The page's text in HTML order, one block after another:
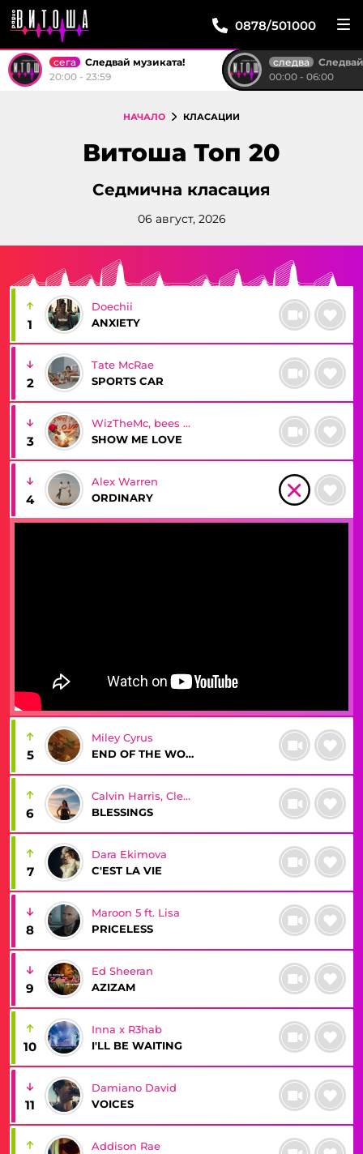
0878/501000
сега
Следвай музиката!
20:00 - 23:59
следва
Следвай
00:00 - 06:00
НАЧАЛО КЛАСАЦИИ
Витоша Топ 20
Седмична класация
06 август, 2026
1
Doechii
ANXIETY
2
Tate McRae
SPORTS CAR
3
WizTheMc, bees & honey
SHOW ME LOVE
4
Alex Warren
ORDINARY
5
Miley Cyrus
END OF THE WORLD
6
Calvin Harris, Clementine Douglas
BLESSINGS
7
Dara Ekimova
C'EST LA VIE
8
Maroon 5 ft. Lisa
PRICELESS
9
Ed Sheeran
AZIZAM
10
Inna x R3hab
I'LL BE WAITING
11
Damiano David
VOICES
Addison Rae